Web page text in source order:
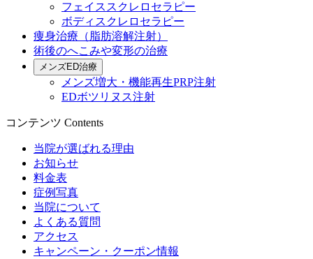
フェイススクレロセラピー
ボディスクレロセラピー
痩身治療（脂肪溶解注射）
術後のへこみや変形の治療
メンズED治療
メンズ増大・機能再生PRP注射
EDボツリヌス注射
コンテンツ Contents
当院が選ばれる理由
お知らせ
料金表
症例写真
当院について
よくある質問
アクセス
キャンペーン・クーポン情報